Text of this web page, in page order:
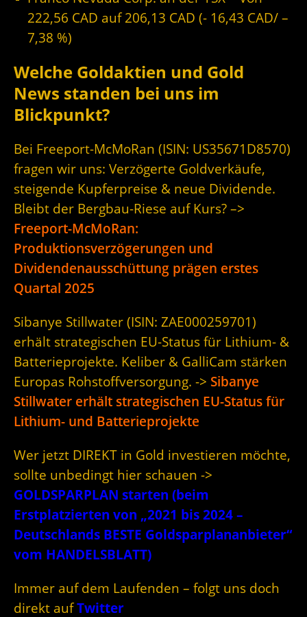
222,56 CAD auf 206,13 CAD (- 16,43 CAD/ –
7,38 %)
Welche Goldaktien und Gold
News standen bei uns im
Blickpunkt?
Bei Freeport-McMoRan (ISIN: US35671D8570)
fragen wir uns: Verzögerte Goldverkäufe,
steigende Kupferpreise & neue Dividende.
Bleibt der Bergbau-Riese auf Kurs? –>
Freeport-McMoRan:
Produktionsverzögerungen und
Dividendenausschüttung prägen erstes
Quartal 2025
Sibanye Stillwater (ISIN: ZAE000259701)
erhält strategischen EU-Status für Lithium- &
Batterieprojekte. Keliber & GalliCam stärken
Europas Rohstoffversorgung. -> Sibanye
Stillwater erhält strategischen EU-Status für
Lithium- und Batterieprojekte
Wer jetzt DIREKT in Gold investieren möchte,
sollte unbedingt hier schauen ->
GOLDSPARPLAN starten (beim
Erstplatzierten von „2021 bis 2024 –
Deutschlands BESTE Goldsparplananbieter“
vom HANDELSBLATT)
Immer auf dem Laufenden – folgt uns doch
direkt aufTwitter